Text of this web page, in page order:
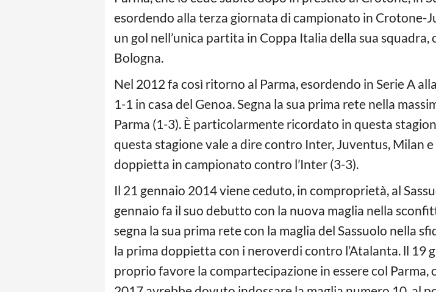
esordendo alla terza giornata di campionato in Crotone-
un gol nell’unica partita in Coppa Italia della sua
Bologna.
Nel 2012 fa così ritorno al Parma, esordendo in Serie A
1-1 in casa del Genoa. Segna la sua prima rete nella
Parma (1-3). È particolarmente ricordato in questa
questa stagione vale a dire contro Inter, Juventus, Milan e
doppietta in campionato contro l’Inter (3-3).
Il 21 gennaio 2014 viene ceduto, in comproprietà, al
gennaio fa il suo debutto con la nuova maglia nella
segna la sua prima rete con la maglia del Sassuolo nella
la prima doppietta con i neroverdi contro l’Atalanta. ll 19
proprio favore la compartecipazione in essere col